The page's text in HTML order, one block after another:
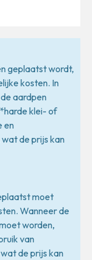
geplaatst wordt,
kosten. In
aardpen
klei- of
en
de prijs kan
moet
Wanneer de
worden,
van
de prijs kan